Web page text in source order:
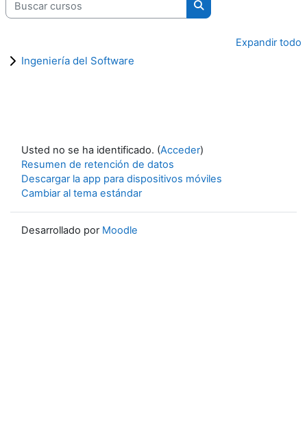
Buscar cursos
Expandir todo
Ingeniería del Software
Usted no se ha identificado. (Acceder)
Resumen de retención de datos
Descargar la app para dispositivos móviles
Cambiar al tema estándar
Desarrollado por Moodle